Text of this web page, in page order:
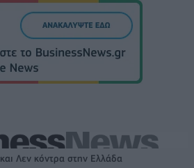
Λεν κόντρα στην Ελλάδα